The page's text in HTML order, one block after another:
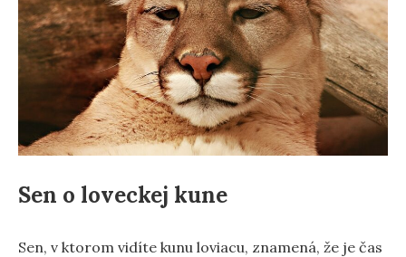
Sen o loveckej kune
Sen, v ktorom vidíte kunu loviacu, znamená, že je čas